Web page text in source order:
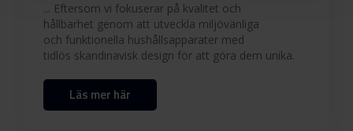
Användarmanual (NO)
Användarmanual (SV)
Quick guide (DK)
... Eftersom vi fokuserar på kvalitet och
hållbarhet genom att utveckla miljövänliga
och funktionella hushållsapparater med
tidlös skandinavisk design för att göra dem unika.
Läs mer här